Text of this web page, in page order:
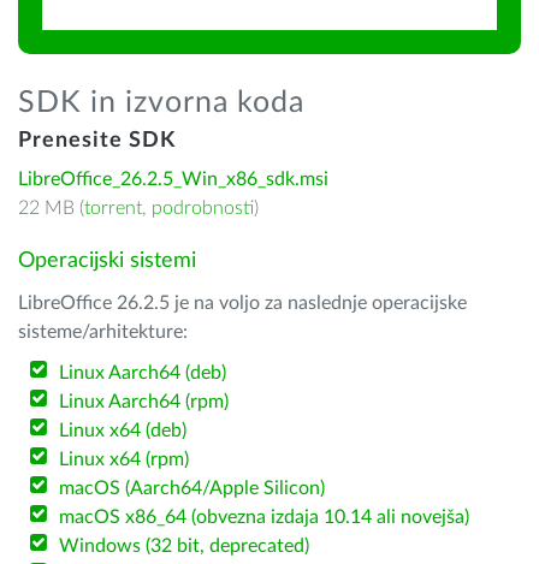
SDK in izvorna koda
Prenesite SDK
LibreOffice_26.2.5_Win_x86_sdk.msi
22 MB (torrent, podrobnosti)
Operacijski sistemi
LibreOffice 26.2.5 je na voljo za naslednje operacijske
sisteme/arhitekture:
Linux Aarch64 (deb)
Linux Aarch64 (rpm)
Linux x64 (deb)
Linux x64 (rpm)
macOS (Aarch64/Apple Silicon)
macOS x86_64 (obvezna izdaja 10.14 ali novejša)
Windows (32 bit, deprecated)